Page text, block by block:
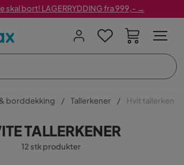
skal bort! LAGERRYDDING fra 999,- →
borddekking Tallerkener Hvit tallerken
TALLERKENER
12 stk produkter